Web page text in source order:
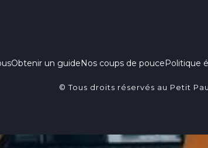
Obtenir un guide Nos coups de pouce Politique
© Tous droits réservés au Petit